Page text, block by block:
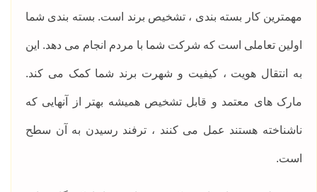
مهمترین کار بسته بندی ، تشخیص برند است. بسته بندی شما
اولین تعاملی است که شرکت شما با مردم انجام می دهد. این
به انتقال هویت ، کیفیت و شهرت برند شما کمک می کند.
مارک های معتمد و قابل تشخیص همیشه بهتر از آنهایی که
ناشناخته هستند عمل می کنند ، ترفند رسیدن به آن سطح
است.